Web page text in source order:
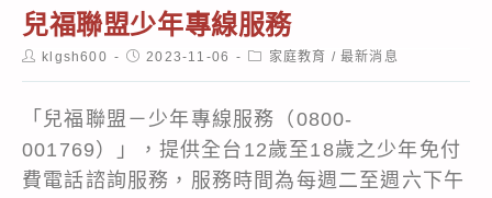
兒福聯盟少年專線服務
Postklgsh600
Post2023-11-06
Post家庭教育 / 最新消息
「兒福聯盟－少年專線服務（0800-
001769）」，提供全台12歲至18歲之少年免付
費電話諮詢服務，服務時間為每週二至週六下午